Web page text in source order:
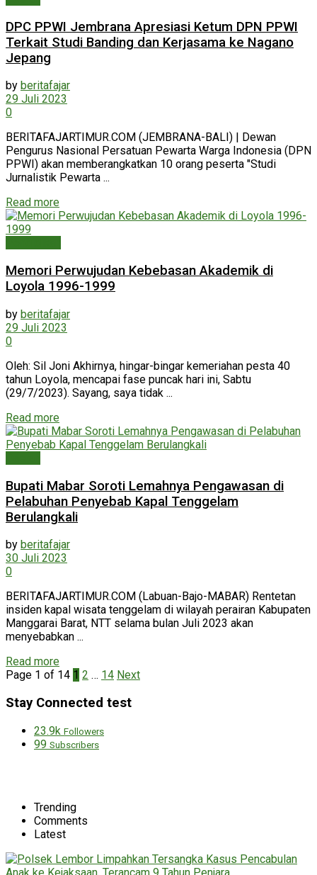
DPC PPWI Jembrana Apresiasi Ketum DPN PPWI
Terkait Studi Banding dan Kerjasama ke Nagano
Jepang
by beritafajar
29 Juli 2023
0
BERITAFAJARTIMUR.COM (JEMBRANA-BALI) | Dewan
Pengurus Nasional Persatuan Pewarta Warga Indonesia (DPN
PPWI) akan memberangkatkan 10 orang peserta "Studi
Jurnalistik Pewarta ...
Read more
Memori Perwujudan Kebebasan Akademik di
Loyola 1996-1999
by beritafajar
29 Juli 2023
0
Oleh: Sil Joni Akhirnya, hingar-bingar kemeriahan pesta 40
tahun Loyola, mencapai fase puncak hari ini, Sabtu
(29/7/2023). Sayang, saya tidak ...
Read more
Bupati Mabar Soroti Lemahnya Pengawasan di
Pelabuhan Penyebab Kapal Tenggelam
Berulangkali
by beritafajar
30 Juli 2023
0
BERITAFAJARTIMUR.COM (Labuan-Bajo-MABAR) Rentetan
insiden kapal wisata tenggelam di wilayah perairan Kabupaten
Manggarai Barat, NTT selama bulan Juli 2023 akan
menyebabkan ...
Read more
Page 1 of 14 1 2 … 14 Next
Stay Connected test
23.9k Followers
99 Subscribers
Trending
Comments
Latest